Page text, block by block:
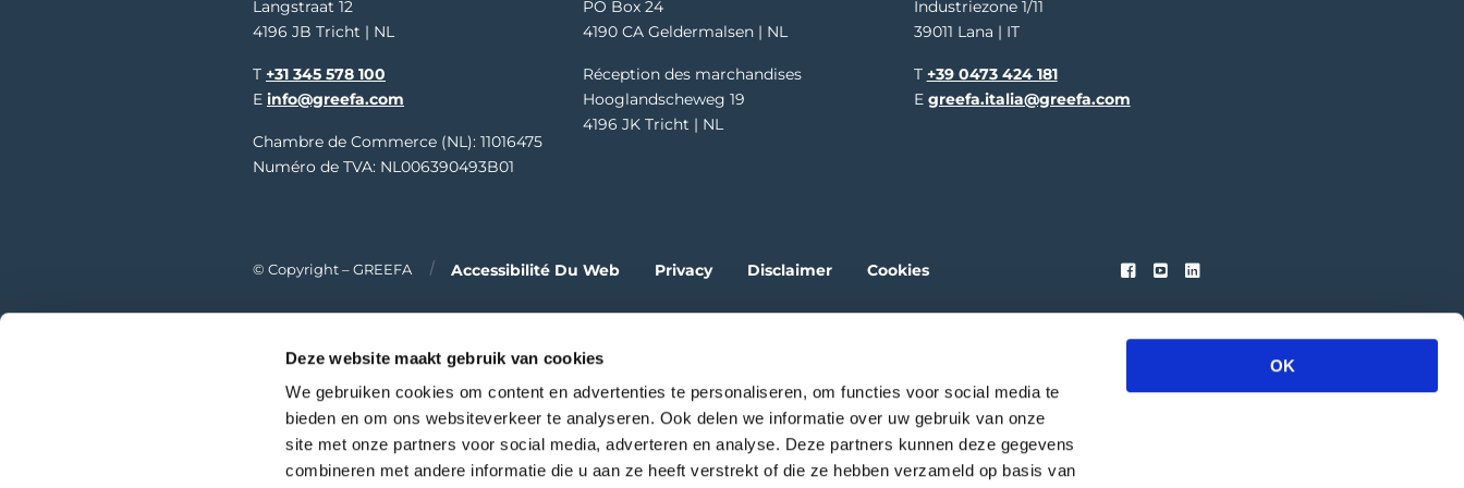
Deze website maakt gebruik van cookies
We gebruiken cookies om content en advertenties te personaliseren, om functies voor social media te
bieden en om ons websiteverkeer te analyseren. Ook delen we informatie over uw gebruik van onze
site met onze partners voor social media, adverteren en analyse. Deze partners kunnen deze gegevens
combineren met andere informatie die u aan ze heeft verstrekt of die ze hebben verzameld op basis van
OK
Langstraat 12
4196 JB Tricht | NL
T +31 345 578 100
E info@greefa.com
Chambre de Commerce (NL): 11016475
Numéro de TVA: NL006390493B01
PO Box 24
4190 CA Geldermalsen | NL
Réception des marchandises
Hooglandscheweg 19
4196 JK Tricht | NL
Industriezone 1/11
39011 Lana | IT
T +39 0473 424 181
E greefa.italia@greefa.com
© Copyright – GREEFA Accessibilité Du Web Privacy Disclaimer Cookies